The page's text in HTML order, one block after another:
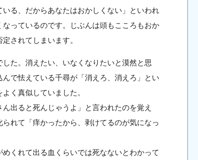
る、だからあなたはおかしくない」といわれ
っているのです。じぶんは頭もこころもおか
されてしまいます。
た。消えたい、いなくなりたいと漠然と思
で怯えている千尋が「消えろ、消えろ」とい
く真似していました。
出ると死んじゃうよ」と言われたのを覚え
れて「痒かったから、剥けてるのが気になっ
くれて出る血くらいでは死なないとわかって